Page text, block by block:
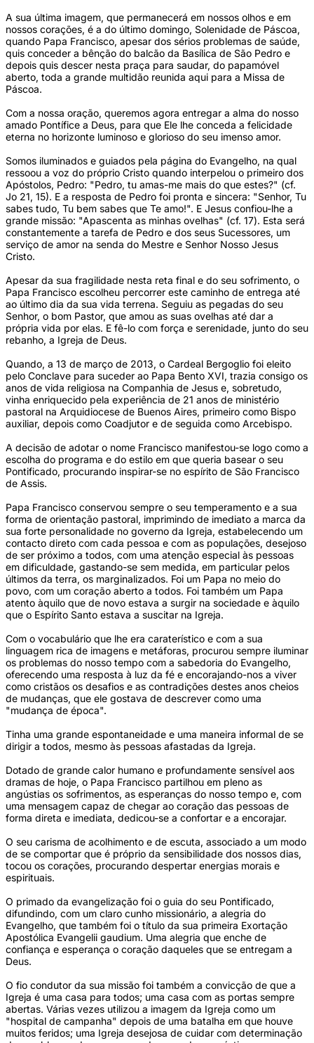
A sua última imagem, que permanecerá em nossos olhos e em
nossos corações, é a do último domingo, Solenidade de Páscoa,
quando Papa Francisco, apesar dos sérios problemas de saúde,
quis conceder a bênção do balcão da Basílica de São Pedro e
depois quis descer nesta praça para saudar, do papamóvel
aberto, toda a grande multidão reunida aqui para a Missa de
Páscoa.
Com a nossa oração, queremos agora entregar a alma do nosso
amado Pontífice a Deus, para que Ele lhe conceda a felicidade
eterna no horizonte luminoso e glorioso do seu imenso amor.
Somos iluminados e guiados pela página do Evangelho, na qual
ressoou a voz do próprio Cristo quando interpelou o primeiro dos
Apóstolos, Pedro: "Pedro, tu amas-me mais do que estes?" (cf.
Jo 21, 15). E a resposta de Pedro foi pronta e sincera: "Senhor, Tu
sabes tudo, Tu bem sabes que Te amo!". E Jesus confiou-lhe a
grande missão: "Apascenta as minhas ovelhas" (cf. 17). Esta será
constantemente a tarefa de Pedro e dos seus Sucessores, um
serviço de amor na senda do Mestre e Senhor Nosso Jesus
Cristo.
Apesar da sua fragilidade nesta reta final e do seu sofrimento, o
Papa Francisco escolheu percorrer este caminho de entrega até
ao último dia da sua vida terrena. Seguiu as pegadas do seu
Senhor, o bom Pastor, que amou as suas ovelhas até dar a
própria vida por elas. E fê-lo com força e serenidade, junto do seu
rebanho, a Igreja de Deus.
Quando, a 13 de março de 2013, o Cardeal Bergoglio foi eleito
pelo Conclave para suceder ao Papa Bento XVI, trazia consigo os
anos de vida religiosa na Companhia de Jesus e, sobretudo,
vinha enriquecido pela experiência de 21 anos de ministério
pastoral na Arquidiocese de Buenos Aires, primeiro como Bispo
auxiliar, depois como Coadjutor e de seguida como Arcebispo.
A decisão de adotar o nome Francisco manifestou-se logo como a
escolha do programa e do estilo em que queria basear o seu
Pontificado, procurando inspirar-se no espírito de São Francisco
de Assis.
Papa Francisco conservou sempre o seu temperamento e a sua
forma de orientação pastoral, imprimindo de imediato a marca da
sua forte personalidade no governo da Igreja, estabelecendo um
contacto direto com cada pessoa e com as populações, desejoso
de ser próximo a todos, com uma atenção especial às pessoas
em dificuldade, gastando-se sem medida, em particular pelos
últimos da terra, os marginalizados. Foi um Papa no meio do
povo, com um coração aberto a todos. Foi também um Papa
atento àquilo que de novo estava a surgir na sociedade e àquilo
que o Espírito Santo estava a suscitar na Igreja.
Com o vocabulário que lhe era caraterístico e com a sua
linguagem rica de imagens e metáforas, procurou sempre iluminar
os problemas do nosso tempo com a sabedoria do Evangelho,
oferecendo uma resposta à luz da fé e encorajando-nos a viver
como cristãos os desafios e as contradições destes anos cheios
de mudanças, que ele gostava de descrever como uma
"mudança de época".
Tinha uma grande espontaneidade e uma maneira informal de se
dirigir a todos, mesmo às pessoas afastadas da Igreja.
Dotado de grande calor humano e profundamente sensível aos
dramas de hoje, o Papa Francisco partilhou em pleno as
angústias os sofrimentos, as esperanças do nosso tempo e, com
uma mensagem capaz de chegar ao coração das pessoas de
forma direta e imediata, dedicou-se a confortar e a encorajar.
O seu carisma de acolhimento e de escuta, associado a um modo
de se comportar que é próprio da sensibilidade dos nossos dias,
tocou os corações, procurando despertar energias morais e
espirituais.
O primado da evangelização foi o guia do seu Pontificado,
difundindo, com um claro cunho missionário, a alegria do
Evangelho, que também foi o título da sua primeira Exortação
Apostólica Evangelii gaudium. Uma alegria que enche de
confiança e esperança o coração daqueles que se entregam a
Deus.
O fio condutor da sua missão foi também a convicção de que a
Igreja é uma casa para todos; uma casa com as portas sempre
abertas. Várias vezes utilizou a imagem da Igreja como um
"hospital de campanha" depois de uma batalha em que houve
muitos feridos; uma Igreja desejosa de cuidar com determinação